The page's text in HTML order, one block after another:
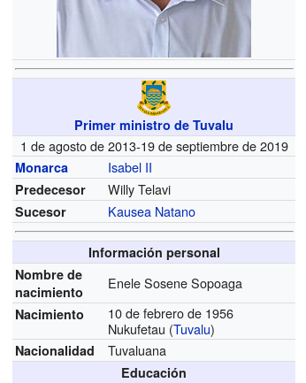
Primer ministro de Tuvalu
1 de agosto de 2013-19 de septiembre de 2019
Monarca Isabel II
Predecesor Willy Telavi
Sucesor Kausea Natano
Información personal
Nombre de
nacimiento
Enele Sosene Sopoaga
Nacimiento
10 de febrero de 1956
Nukufetau (Tuvalu)
Nacionalidad Tuvaluana
Educación